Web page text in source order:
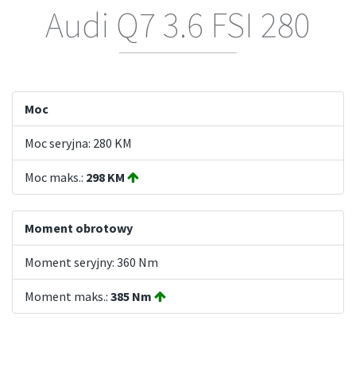
Audi Q7 3.6 FSI 280
Moc
Moc seryjna: 280 KM
Moc maks.: 298 KM
Moment obrotowy
Moment seryjny: 360 Nm
Moment maks.: 385 Nm